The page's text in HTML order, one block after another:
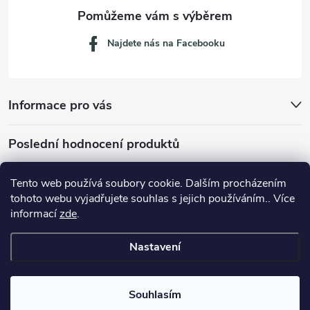
Tento web používá soubory cookie. Dalším procházením
tohoto webu vyjadřujete souhlas s jejich používáním.. Více
informacízde.
Nastavení
Souhlasím
Informace pro vás
Najdete nás na Facebooku
Poslední hodnocení produktů
Dávkovací lžička na mletou kávu 53132C8134
Copyright 2026JM servis. Všechna práva vyhrazena.